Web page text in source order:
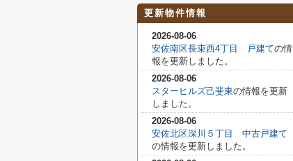
更新物件情報
2026-08-06
安佐南区長束西4丁目 戸建ての情
報を更新しました。
2026-08-06
スターヒルズ己斐東の情報を更新
しました。
2026-08-06
安佐北区深川５丁目 中古戸建て
の情報を更新しました。